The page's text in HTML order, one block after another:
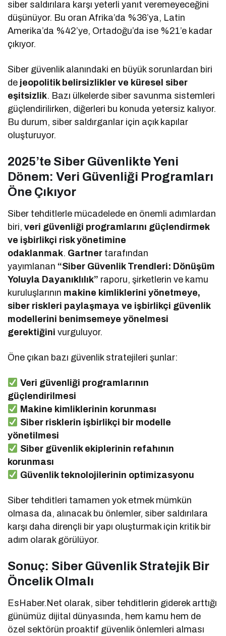
siber saldırılara karşı yeterli yanıt veremeyeceğini
düşünüyor. Bu oran Afrika’da %36’ya, Latin
Amerika’da %42’ye, Ortadoğu’da ise %21’e kadar
çıkıyor.
Siber güvenlik alanındaki en büyük sorunlardan biri
de jeopolitik belirsizlikler ve küresel siber
eşitsizlik. Bazı ülkelerde siber savunma sistemleri
güçlendirilirken, diğerleri bu konuda yetersiz kalıyor.
Bu durum, siber saldırganlar için açık kapılar
oluşturuyor.
2025’te Siber Güvenlikte Yeni
Dönem: Veri Güvenliği Programları
Öne Çıkıyor
Siber tehditlerle mücadelede en önemli adımlardan
biri,veri güvenliği programlarını güçlendirmek
ve işbirlikçi risk yönetimine
odaklanmak. Gartner tarafından
yayımlanan “Siber Güvenlik Trendleri: Dönüşüm
Yoluyla Dayanıklılık” raporu, şirketlerin ve kamu
kuruluşlarının makine kimliklerini yönetmeye,
siber riskleri paylaşmaya ve işbirlikçi güvenlik
modellerini benimsemeye yönelmesi
gerektiğini vurguluyor.
Öne çıkan bazı güvenlik stratejileri şunlar:
Veri güvenliği programlarının
güçlendirilmesi
Makine kimliklerinin korunması
Siber risklerin işbirlikçi bir modelle
yönetilmesi
Siber güvenlik ekiplerinin refahının
korunması
Güvenlik teknolojilerinin optimizasyonu
Siber tehditleri tamamen yok etmek mümkün
olmasa da, alınacak bu önlemler, siber saldırılara
karşı daha dirençli bir yapı oluşturmak için kritik bir
adım olarak görülüyor.
Sonuç: Siber Güvenlik Stratejik Bir
Öncelik Olmalı
EsHaber.Net olarak, siber tehditlerin giderek arttığı
günümüz dijital dünyasında, hem kamu hem de
özel sektörün proaktif güvenlik önlemleri alması